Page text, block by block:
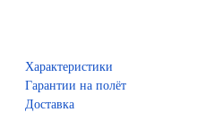
Характеристики
Гарантии на полёт
Доставка